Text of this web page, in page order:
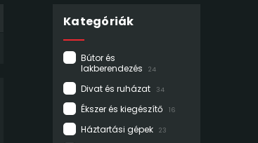
Kategóriák
Bútor és
lakberendezés
24
Divat és ruházat 34
Ékszer és kiegészítő 16
Háztartási gépek 23